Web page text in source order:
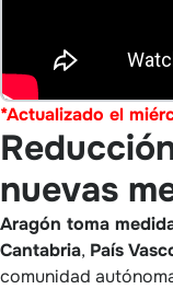
*Actualizado el
nuevas
Aragón toma
Cantabria, País
comunidad